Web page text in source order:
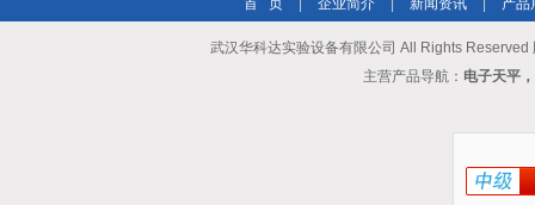
首 页 企业简介 新闻资讯 产品
武汉华科达实验设备有限公司 All Rights Reserved
主营产品导航： 电子天平